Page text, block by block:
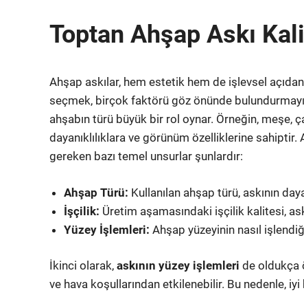
Toptan Ahşap Askı
Ahşap askılar, hem estetik hem de işlevsel
seçmek, birçok faktörü göz önünde
ahşabın türü büyük bir rol oynar. Örneğin, meşe,
dayanıklılıklara ve görünüm özelliklerine
gereken bazı temel unsurlar şunlardır:
Ahşap Türü: Kullanılan ahşap türü, askının
İşçilik: Üretim aşamasındaki işçilik kalitesi,
Yüzey İşlemleri: Ahşap yüzeyinin nasıl
İkinci olarak, askının yüzey işlemleri de oldukça
ve hava koşullarından etkilenebilir. Bu nedenle, iyi